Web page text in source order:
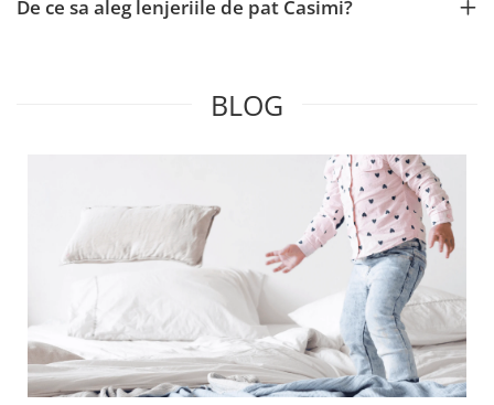
De ce sa aleg lenjeriile de pat Casimi?
BLOG